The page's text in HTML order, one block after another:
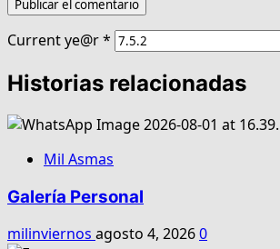
Current ye@r*
Historias relacionadas
Mil Asmas
Galería Personal
milinviernos agosto 4, 20260